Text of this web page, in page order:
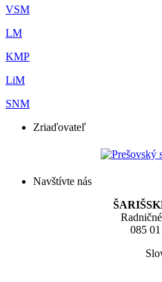
VSM
LM
KMP
LiM
SNM
Zriaďovateľ
Navštívte nás
085